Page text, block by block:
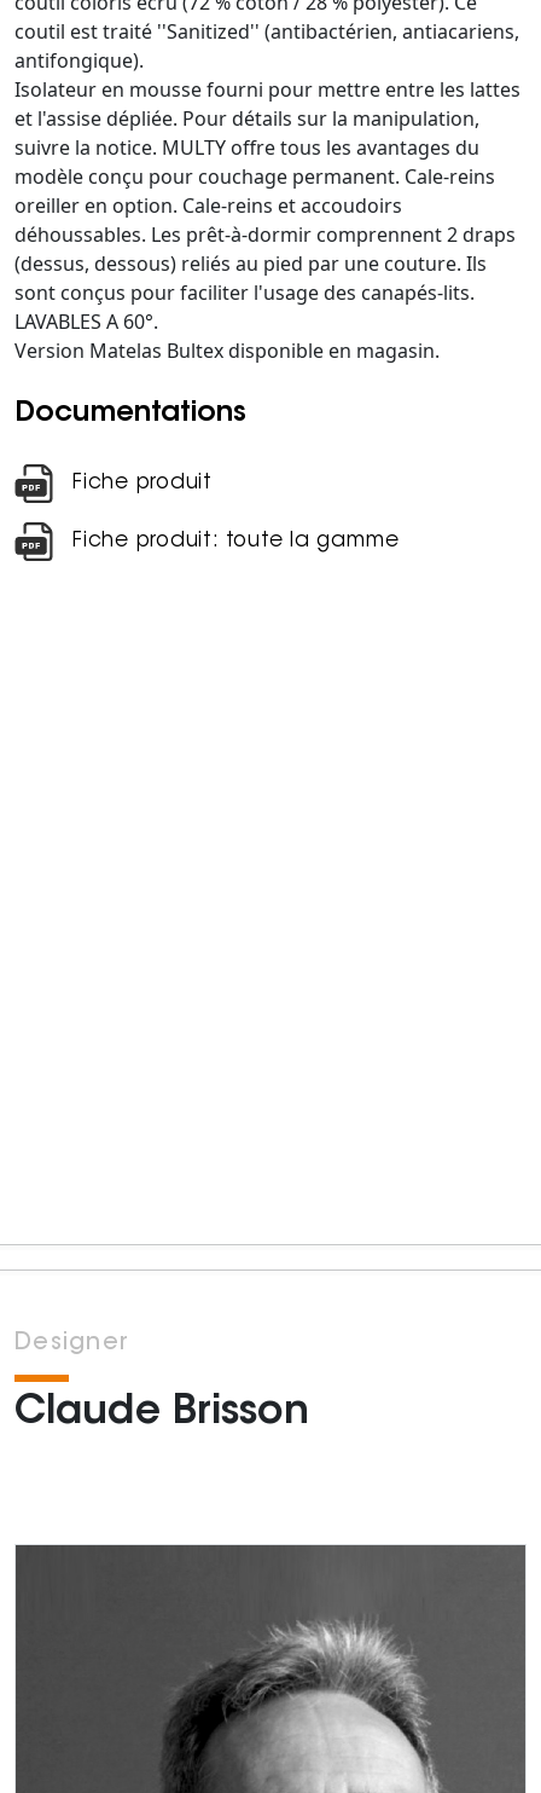
coutil est traité ''Sanitized'' (antibactérien, antiacariens,
antifongique).
Isolateur en mousse fourni pour mettre entre les lattes
et l'assise dépliée. Pour détails sur la manipulation,
suivre la notice. MULTY offre tous les avantages du
modèle conçu pour couchage permanent. Cale-reins
oreiller en option. Cale-reins et accoudoirs
déhoussables. Les prêt-à-dormir comprennent 2 draps
(dessus, dessous) reliés au pied par une couture. Ils
sont conçus pour faciliter l'usage des canapés-lits.
LAVABLES A 60°.
Version Matelas Bultex disponible en magasin.
Documentations
Fiche produit
Fiche produit: toute la gamme
Designer
Claude Brisson